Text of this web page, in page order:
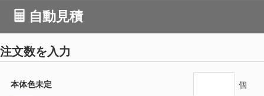
自動見積
注文数を入力
本体色未定 個